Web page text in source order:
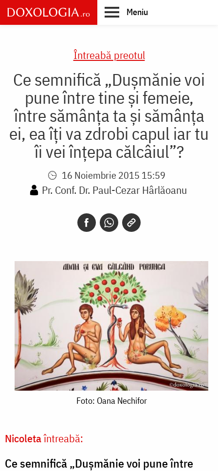
Skip
to
main
Meniu
Întreabă preotul
Ce semnifică „Dușmănie voi
pune între tine și femeie,
între sămânța ta și sămânța
ei, ea îți va zdrobi capul iar tu
îi vei înțepa călcâiul”?
16 Noiembrie 2015 15:59
Pr. Conf. Dr. Paul-Cezar Hârlăoanu
Nechifor
Foto: Oana Nechifor
Nicoletaîntreabă:
Ce semnifică „Dușmănie voi pune între